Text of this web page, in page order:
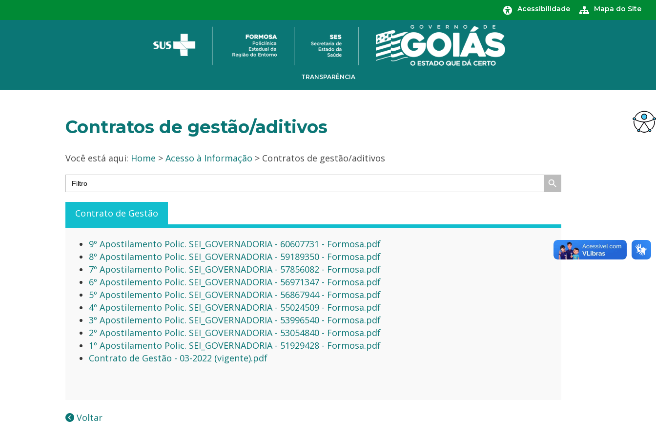
Acessibilidade Mapa do Site
TRANSPARÊNCIA
Contratos de gestão/aditivos
Você está aqui: Home >Acesso à Informação > Contratos de gestão/aditivos
Search
for:
Search Button
Contrato de Gestão
9º Apostilamento Polic. SEI_GOVERNADORIA - 60607731 - Formosa.pdf
8º Apostilamento Polic. SEI_GOVERNADORIA - 59189350 - Formosa.pdf
7º Apostilamento Polic. SEI_GOVERNADORIA - 57856082 - Formosa.pdf
6º Apostilemento Polic. SEI_GOVERNADORIA - 56971347 - Formosa.pdf
5º Apostilemento Polic. SEI_GOVERNADORIA - 56867944 - Formosa.pdf
4º Apostilemento Polic. SEI_GOVERNADORIA - 55024509 - Formosa.pdf
3º Apostilemento Polic. SEI_GOVERNADORIA - 53996540 - Formosa.pdf
2º Apostilamento Polic. SEI_GOVERNADORIA - 53054840 - Formosa.pdf
1º Apostilamento Polic. SEI_GOVERNADORIA - 51929428 - Formosa.pdf
Contrato de Gestão - 03-2022 (vigente).pdf
Voltar